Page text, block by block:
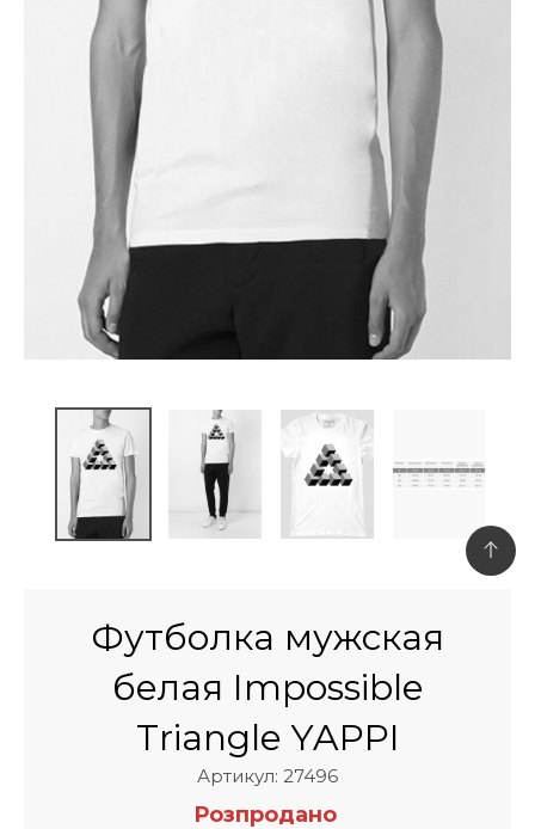
Футболка мужская
белая Impossible
Triangle YAPPI
Артикул: 27496
Розпродано